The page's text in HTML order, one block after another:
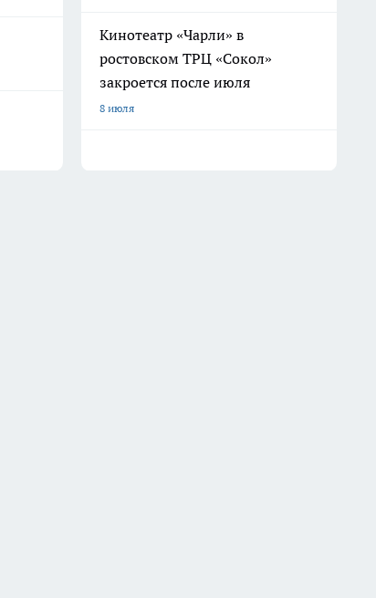
Кинотеатр «Чарли» в
ростовском ТРЦ «Сокол»
закроется после июля
8 июля